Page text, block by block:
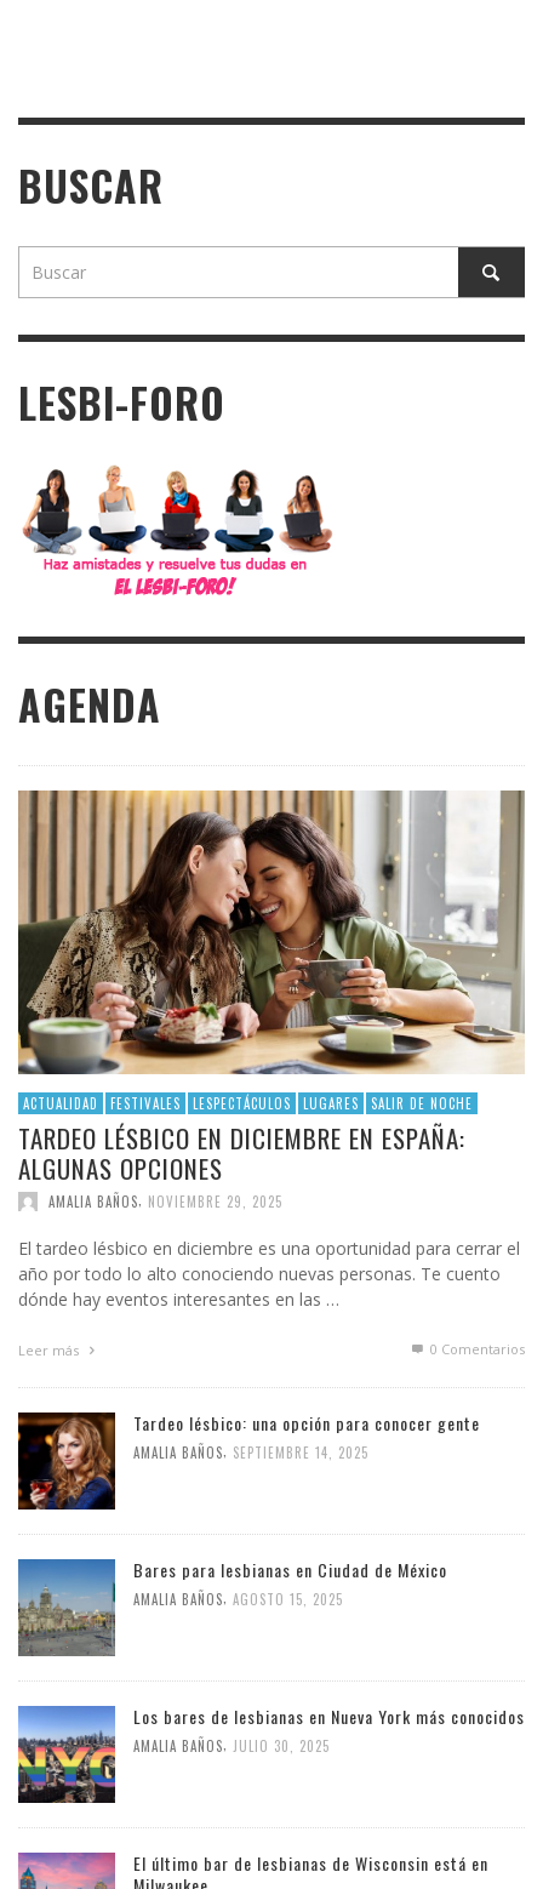
BUSCAR
LESBI-FORO
AGENDA
ACTUALIDAD FESTIVALES LESPECTÁCULOS LUGARES SALIR DE NOCHE
TARDEO LÉSBICO EN DICIEMBRE EN ESPAÑA:
ALGUNAS OPCIONES
AMALIA BAÑOS NOVIEMBRE 29, 2025
El tardeo lésbico en diciembre es una oportunidad para cerrar el
año por todo lo alto conociendo nuevas personas. Te cuento
dónde hay eventos interesantes en las …
Leer más 0 Comentarios
Tardeo lésbico: una opción para conocer gente
AMALIA BAÑOS SEPTIEMBRE 14, 2025
Bares para lesbianas en Ciudad de México
AMALIA BAÑOS AGOSTO 15, 2025
Los bares de lesbianas en Nueva York más conocidos
AMALIA BAÑOS JULIO 30, 2025
El último bar de lesbianas de Wisconsin está en